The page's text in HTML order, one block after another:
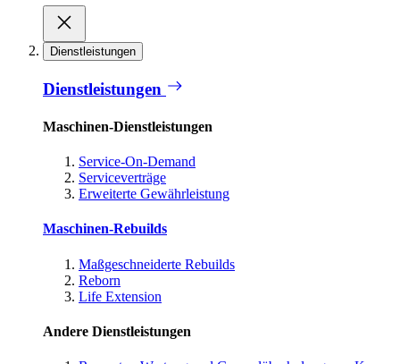
Dienstleistungen
Dienstleistungen
Maschinen-Dienstleistungen
Service-On-Demand
Serviceverträge
Erweiterte Gewährleistung
Maschinen-Rebuilds
Maßgeschneiderte Rebuilds
Reborn
Life Extension
Andere Dienstleistungen